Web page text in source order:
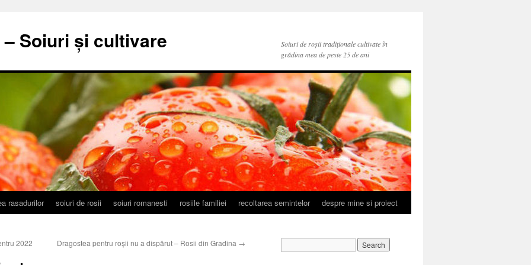
Soiuri și cultivare
Soiuri de roșii tradiționale cultivate în
grădina mea de peste 25 de ani
rasadurilor soiuri de rosii soiuri romanesti rosiile familiei recoltarea semintelor despre mine si proiect
2022 Dragostea pentru roșii nu a dispărut – Rosii din Gradina →